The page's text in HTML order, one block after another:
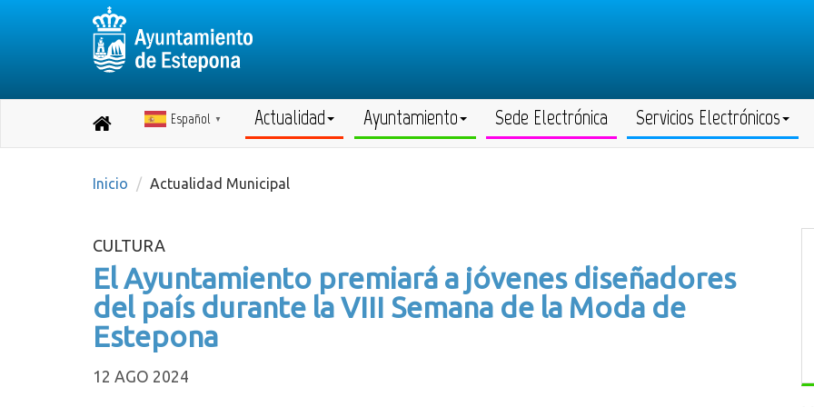
Destino:
inicio
Español ▼ Actualidad Ayuntamiento Sede Electrónica Servicios Electrónicos
Inicio Actualidad Municipal
CULTURA
El Ayuntamiento premiará a jóvenes diseñadores
del país durante la VIII Semana de la Moda de
Estepona
12 AGO 2024